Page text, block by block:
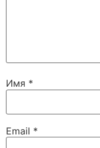
Имя *
Email *